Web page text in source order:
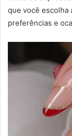
que você escolha
preferências e